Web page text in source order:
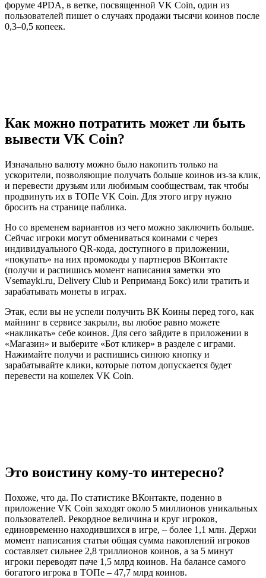
форуме 4PDA, в ветке, посвященной VK Coin, один из
пользователей пишет о случаях продажи тысячи коинов после
0,3–0,5 копеек.
Как можно потратить может ли быть
вывести VK Coin?
Изначально валюту можно было накопить только на
ускорители, позволяющие получать больше коинов из-за клик,
и перевести друзьям или любимым сообществам, так чтобы
продвинуть их в ТОПе VK Coin. Для этого игру нужно
бросить на странице паблика.
Но со временем вариантов из чего можно заключить больше.
Сейчас игроки могут обмениваться коинами с через
индивидуального QR-кода, доступного в приложении,
«покупать» на них промокоды у партнеров ВКонтакте
(получи и распишись момент написания заметки это
Vsemayki.ru, Delivery Club и Реприманд Бокс) или тратить и
зарабатывать монеты в играх.
Этак, если вы не успели получить ВК Коины перед того, как
майнинг в сервисе закрыли, вы любое равно можете
«накликать» себе коинов. Для сего зайдите в приложении в
«Магазин» и выберите «Бот кликер» в разделе с играми.
Нажимайте получи и распишись синюю кнопку и
зарабатывайте клики, которые потом допускается будет
перевести на кошелек VK Coin.
Это воистину кому-то интересно?
Похоже, что да. По статистике ВКонтакте, поденно в
приложение VK Coin заходят около 5 миллионов уникальных
пользователей. Рекордное величина и круг игроков,
единовременно находившихся в игре, – более 1,1 млн. Держи
момент написания статьи общая сумма накоплений игроков
составляет сильнее 2,8 триллионов коинов, а за 5 минут
игроки переводят паче 1,5 млрд коинов. На балансе самого
богатого игрока в ТОПе – 47,7 млрд коинов.